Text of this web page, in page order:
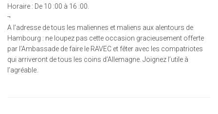
Horaire : De 10 :00 à 16 :00.
¬
A l’adresse de tous les maliennes et maliens aux alentours de
Hambourg : ne loupez pas cette occasion gracieusement offerte
par l’Ambassade de faire le RAVEC et fêter avec les compatriotes
qui arriveront de tous les coins d’Allemagne. Joignez l’utile à
l’agréable.